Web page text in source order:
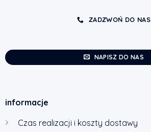
ZADZWOŃ DO NAS
NAPISZ DO NAS
informacje
Czas realizacji i koszty dostawy